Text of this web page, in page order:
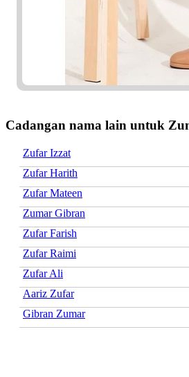
Cadangan nama lain untuk
Zufar Izzat
Zufar Harith
Zufar Mateen
Zumar Gibran
Zufar Farish
Zufar Raimi
Zufar Ali
Aariz Zufar
Gibran Zumar